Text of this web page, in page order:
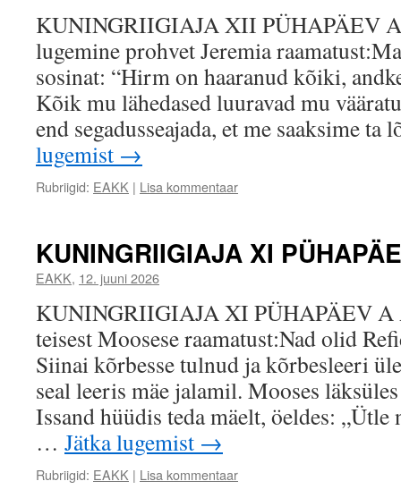
KUNINGRIIGIAJA XII PÜHAPÄEV
lugemine prohvet Jeremia
sosinat: “Hirm on haaranud kõiki,
Kõik mu lähedased luuravad mu
end segadusseajada, et me saaksime
lugemist →
Rubriigid: EAKK | Lisa kommentaar
KUNINGRIIGIAJA XI
EAKK, 12. juuni 2026
KUNINGRIIGIAJA XI PÜHAPÄEV A
teisest Moosese raamatust:Nad olid
Siinai kõrbesse tulnud ja kõrbesleeri
seal leeris mäe jalamil. Mooses
Issand hüüdis teda mäelt, öeldes: „Ütle
… Jätka lugemist →
Rubriigid: EAKK | Lisa kommentaar